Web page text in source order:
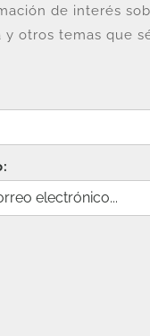
de interés
y otros temas que